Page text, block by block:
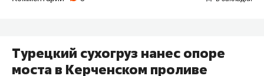
Турецкий сухогруз нанес опоре
моста в Керченском проливе